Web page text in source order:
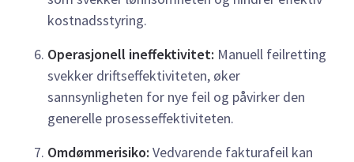
kostnadsstyring.
Operasjonell ineffektivitet: Manuell feilretting
svekker driftseffektiviteten, øker
sannsynligheten for nye feil og påvirker den
generelle prosesseffektiviteten.
Omdømmerisiko: Vedvarende fakturafeil kan